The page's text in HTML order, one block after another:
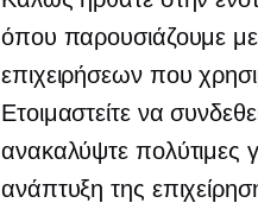
όπου παρουσιάζουμε με
επιχειρήσεων που
Ετοιμαστείτε να
ανακαλύψτε πολύτιμες
ανάπτυξη της